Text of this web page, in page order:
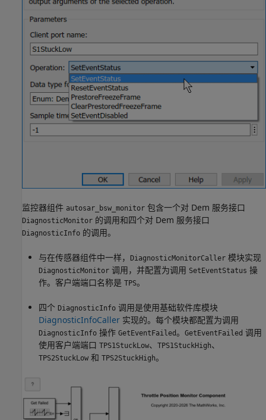
监控器组件 autosar_bsw_monitor 包含一个对 Dem 服务接口
DiagnosticMonitor 的调用和四个对 Dem 服务接口
DiagnosticInfo 的调用。
与在传感器组件中一样， DiagnosticMonitorCaller 模块实现
DiagnosticMonitor 调用，并配置为调用 SetEventStatus 操
作。客户端端口名称是 TPS。
四个 DiagnosticInfo 调用是使用基础软件库模块
DiagnosticInfoCaller 实现的。每个模块都配置为调用
DiagnosticInfo 操作 GetEventFailed。 GetEventFailed 调用
使用客户端端口 TPS1StuckLow、 TPS1StuckHigh、
TPS2StuckLow 和 TPS2StuckHigh。